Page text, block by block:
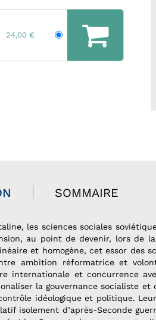
24,00 €
SOMMAIRE
les sciences sociales
au point de devenir, lors de
et homogène, cet essor des
ambition réformatrice et
internationale et concurrence
la gouvernance socialiste et
idéologique et politique.
isolement d’après-Seconde